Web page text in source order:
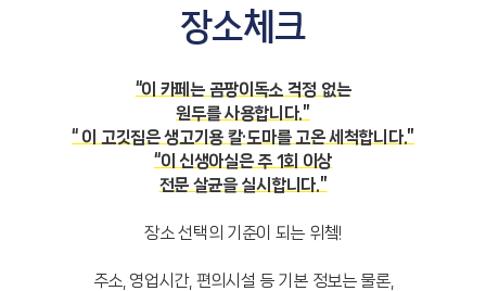
장소체크
“이 카페는 곰팡이독소 걱정 없는
원두를 사용합니다.”
“ 이 고깃집은 생고기용 칼·도마를 고온 세척합니다.”
“이 신생아실은 주 1회 이상
전문 살균을 실시합니다.”
장소 선택의 기준이 되는 위쳌!
주소, 영업시간, 편의시설 등 기본 정보는 물론,